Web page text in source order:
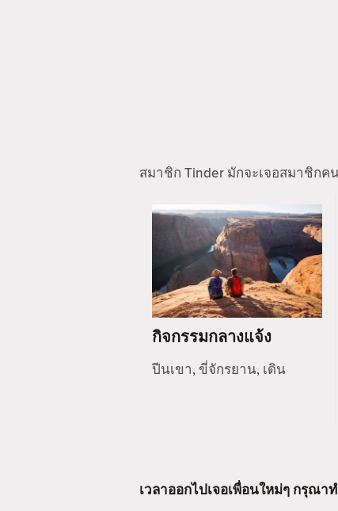
สมาชิก Tinder มักจะเจอสมาชิก
กิจกรรมกลางแจ้ง
ปีนเขา, ขี่จักรยาน, เดิน
เวลาออกไปเจอเพื่อนใหม่ๆ กรุณา